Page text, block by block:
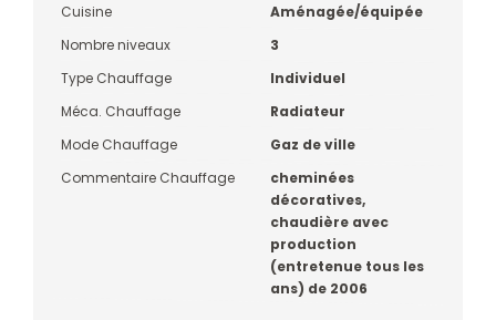
Cuisine
Aménagée/équipée
Nombre niveaux
3
Type Chauffage
Individuel
Méca. Chauffage
Radiateur
Mode Chauffage
Gaz de ville
Commentaire Chauffage
cheminées
décoratives,
chaudière avec
production
(entretenue tous les
ans) de 2006